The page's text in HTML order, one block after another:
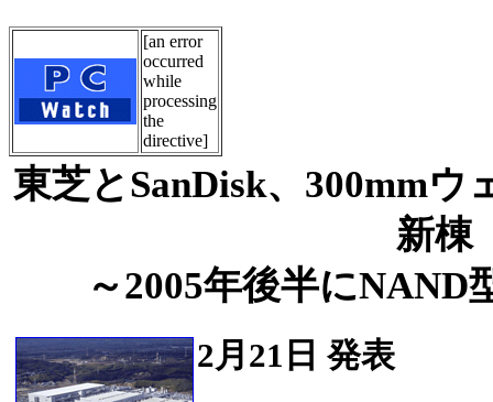
[an error
occurred
while
processing
the
directive]
東芝とSanDisk、300mmウ
新棟
～2005年後半にNAND
2月21日 発表